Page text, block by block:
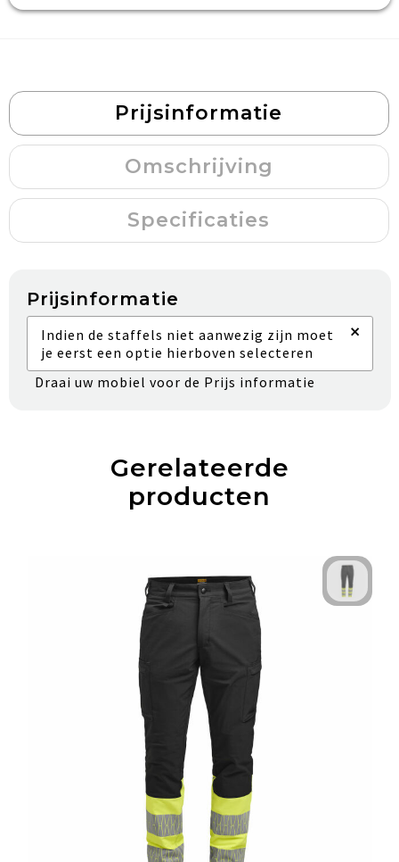
Prijsinformatie
Omschrijving
Specificaties
Prijsinformatie
Indien de staffels niet aanwezig zijn moet
je eerst een optie hierboven selecteren
×
Draai uw mobiel voor de Prijs informatie
Gerelateerde
producten